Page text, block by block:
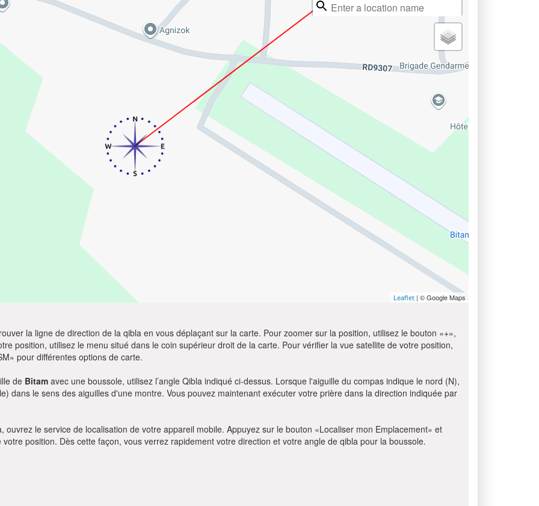
Leaflet | © Google Maps
la ligne de direction de la qibla en vous déplaçant sur la carte. Pour zoomer sur la position, utilisez le bouton «+»,
position, utilisez le menu situé dans le coin supérieur droit de la carte. Pour vérifier la vue satellite de votre position,
pour différentes options de carte.
de Bitam avec une boussole, utilisez l’angle Qibla indiqué ci-dessus. Lorsque l'aiguille du compas indique le nord (N),
dans le sens des aiguilles d'une montre. Vous pouvez maintenant exécuter votre prière dans la direction indiquée par
le service de localisation de votre appareil mobile. Appuyez sur le bouton «Localiser mon Emplacement» et
position. Dès cette façon, vous verrez rapidement votre direction et votre angle de qibla pour la boussole.